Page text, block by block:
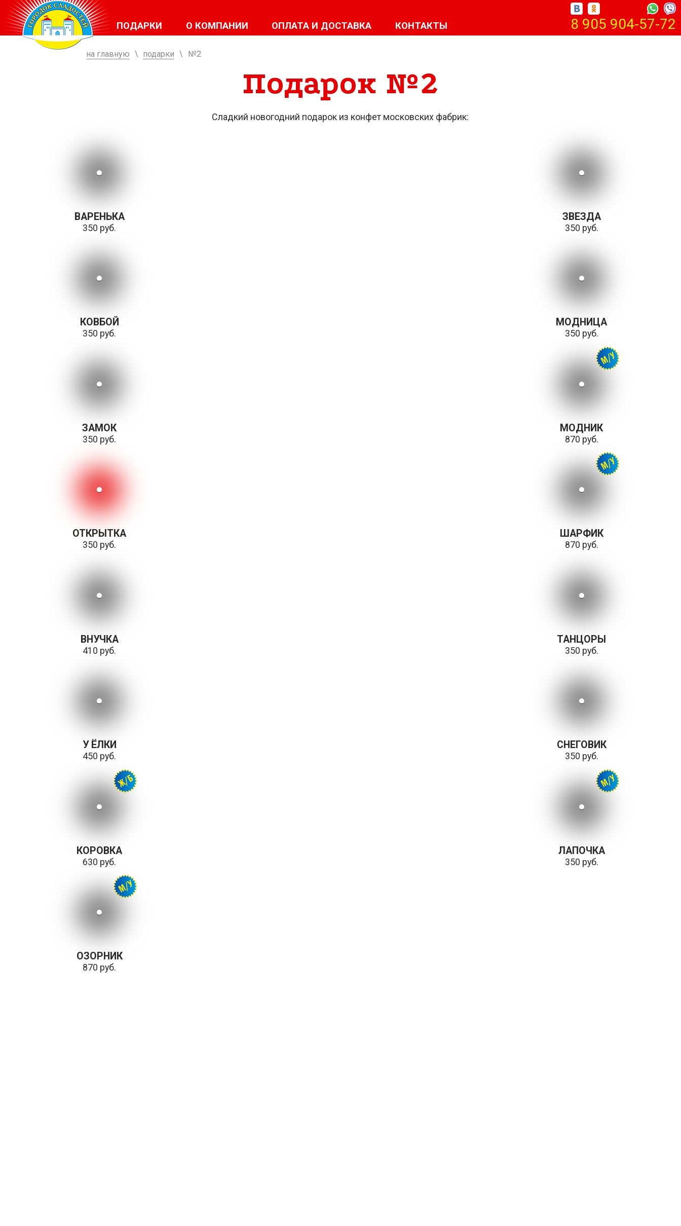
ПОДАРКИ О КОМПАНИИ ОПЛАТА И ДОСТАВКА КОНТАКТЫ 8 905 904-57-72
на главную \ подарки \ №2
Подарок №2
Сладкий новогодний подарок из конфет московских фабрик:
ВАРЕНЬКА
350 руб.
КОВБОЙ
350 руб.
ЗАМОК
350 руб.
ОТКРЫТКА
350 руб.
ВНУЧКА
410 руб.
У ЁЛКИ
450 руб.
КОРОВКА
630 руб.
ОЗОРНИК
870 руб.
ЗВЕЗДА
350 руб.
МОДНИЦА
350 руб.
МОДНИК
870 руб.
ШАРФИК
870 руб.
ТАНЦОРЫ
350 руб.
СНЕГОВИК
350 руб.
ЛАПОЧКА
350 руб.